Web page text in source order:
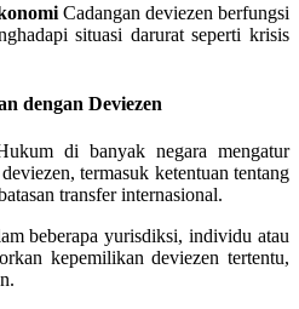
Cadangan deviezen berfungsi
situasi darurat seperti krisis
dengan Deviezen
di banyak negara mengatur
termasuk ketentuan tentang
transfer internasional.
beberapa yurisdiksi, individu atau
kepemilikan deviezen tertentu,